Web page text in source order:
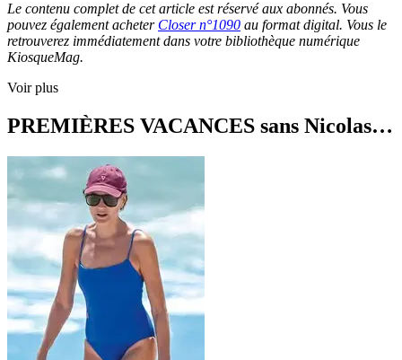
Le contenu complet de cet article est réservé aux abonnés. Vous
pouvez également acheter Closer n°1090 au format digital. Vous le
retrouverez immédiatement dans votre bibliothèque numérique
KiosqueMag.
Voir plus
PREMIÈRES VACANCES sans Nicolas…